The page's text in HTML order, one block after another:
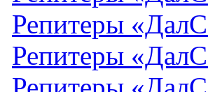
Репитеры
Репитеры